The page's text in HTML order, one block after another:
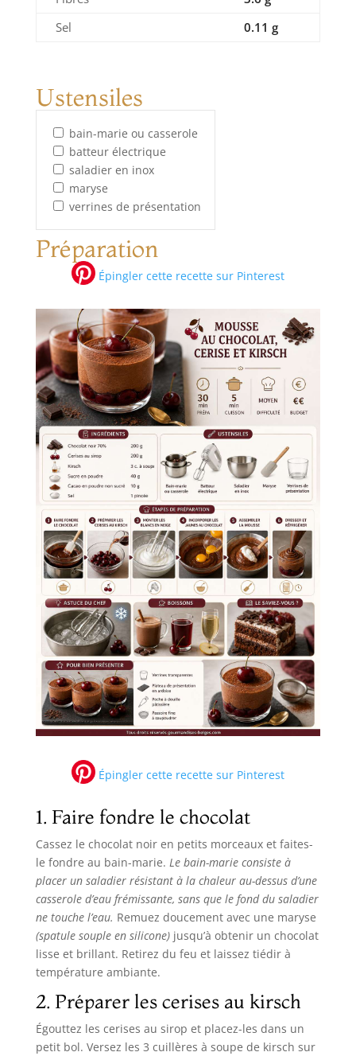
Sel
0.11 g
Ustensiles
bain-marie ou casserole
batteur électrique
saladier en inox
maryse
verrines de présentation
Préparation
Épingler cette recette sur Pinterest
Épingler cette recette sur Pinterest
1. Faire fondre le chocolat
Cassez le chocolat noir en petits morceaux et faites-
le fondre au bain-marie. Le bain-marie consiste à
placer un saladier résistant à la chaleur au-dessus d’une
casserole d’eau frémissante, sans que le fond du saladier
ne touche l’eau. Remuez doucement avec une maryse
(spatule souple en silicone)jusqu’à obtenir un chocolat
lisse et brillant. Retirez du feu et laissez tiédir à
température ambiante.
2. Préparer les cerises au kirsch
Égouttez les cerises au sirop et placez-les dans un
petit bol. Versez les 3 cuillères à soupe de kirsch sur